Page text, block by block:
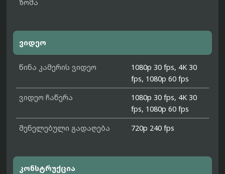
ზომა
ვიდეო
წინა კამერის ვიდეო
1080p 30 fps, 4K 30
fps, 1080p 60 fps
ვიდეო ჩაწერა
1080p 30 fps, 4K 30
fps, 1080p 60 fps
შენელებული გადაღება
720p 240 fps
კონსტრუქცია